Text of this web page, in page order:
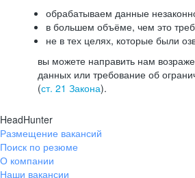
обрабатываем данные
в большем объёме, чем это
не в тех целях, которые были
вы можете направить нам
данных или требование об
(ст. 21 Закона).
HeadHunter
Размещение вакансий
Поиск по резюме
О компании
Наши вакансии